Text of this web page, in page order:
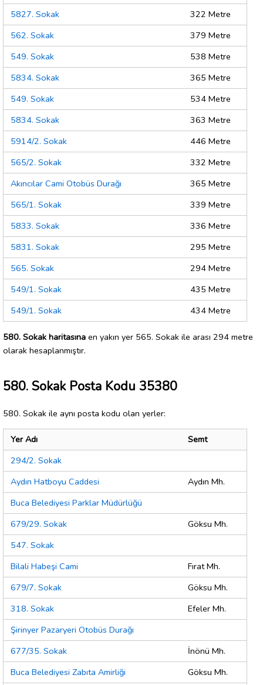
5827. Sokak
322 Metre
562. Sokak
379 Metre
549. Sokak
538 Metre
5834. Sokak
365 Metre
549. Sokak
534 Metre
5834. Sokak
363 Metre
5914/2. Sokak
446 Metre
565/2. Sokak
332 Metre
Akıncılar Cami Otobüs Durağı
365 Metre
565/1. Sokak
339 Metre
5833. Sokak
336 Metre
5831. Sokak
295 Metre
565. Sokak
294 Metre
549/1. Sokak
435 Metre
549/1. Sokak
434 Metre
580. Sokak haritasına en yakın yer 565. Sokak ile arası 294 metre
olarak hesaplanmıştır.
580. Sokak Posta Kodu 35380
580. Sokak ile aynı posta kodu olan yerler:
Yer Adı
Semt
294/2. Sokak
Aydın Hatboyu Caddesi
Aydın Mh.
Buca Belediyesi Parklar Müdürlüğü
679/29. Sokak
Göksu Mh.
547. Sokak
Bilali Habeşi Cami
Fırat Mh.
679/7. Sokak
Göksu Mh.
318. Sokak
Efeler Mh.
Şirinyer Pazaryeri Otobüs Durağı
677/35. Sokak
İnönü Mh.
Buca Belediyesi Zabıta Amirliği
Göksu Mh.